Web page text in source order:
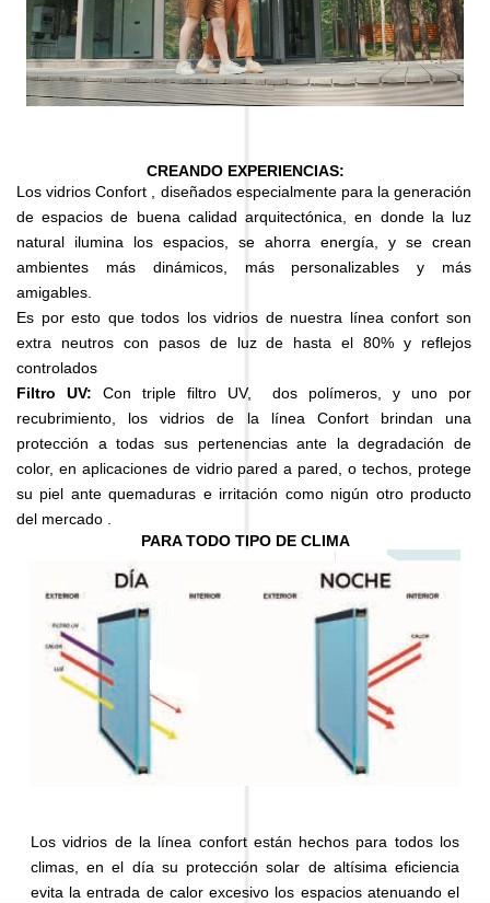
CREANDO EXPERIENCIAS:
Los vidrios Confort , diseñados especialmente para la generación
de espacios de buena calidad arquitectónica, en donde la luz
natural ilumina los espacios, se ahorra energía, y se crean
ambientes más dinámicos, más personalizables y más
amigables.
Es por esto que todos los vidrios de nuestra línea confort son
extra neutros con pasos de luz de hasta el 80% y reflejos
controlados
Filtro UV: Con triple filtro UV, dos polímeros, y uno por
recubrimiento, los vidrios de la línea Confort brindan una
protección a todas sus pertenencias ante la degradación de
color, en aplicaciones de vidrio pared a pared, o techos, protege
su piel ante quemaduras e irritación como nigún otro producto
del mercado .
PARA TODO TIPO DE CLIMA
Los vidrios de la línea confort están hechos para todos los
climas, en el día su protección solar de altísima eficiencia
evita la entrada de calor excesivo los espacios atenuando el